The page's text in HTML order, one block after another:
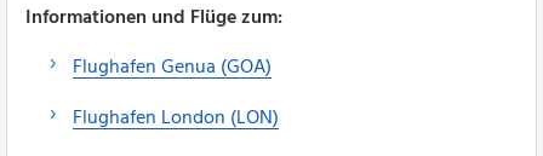
Informationen und Flüge zum:
Flughafen Genua (GOA)
Flughafen London (LON)